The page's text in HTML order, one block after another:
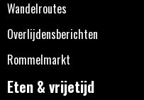
Wandelroutes
Overlijdensberichten
Rommelmarkt
Eten & vrijetijd